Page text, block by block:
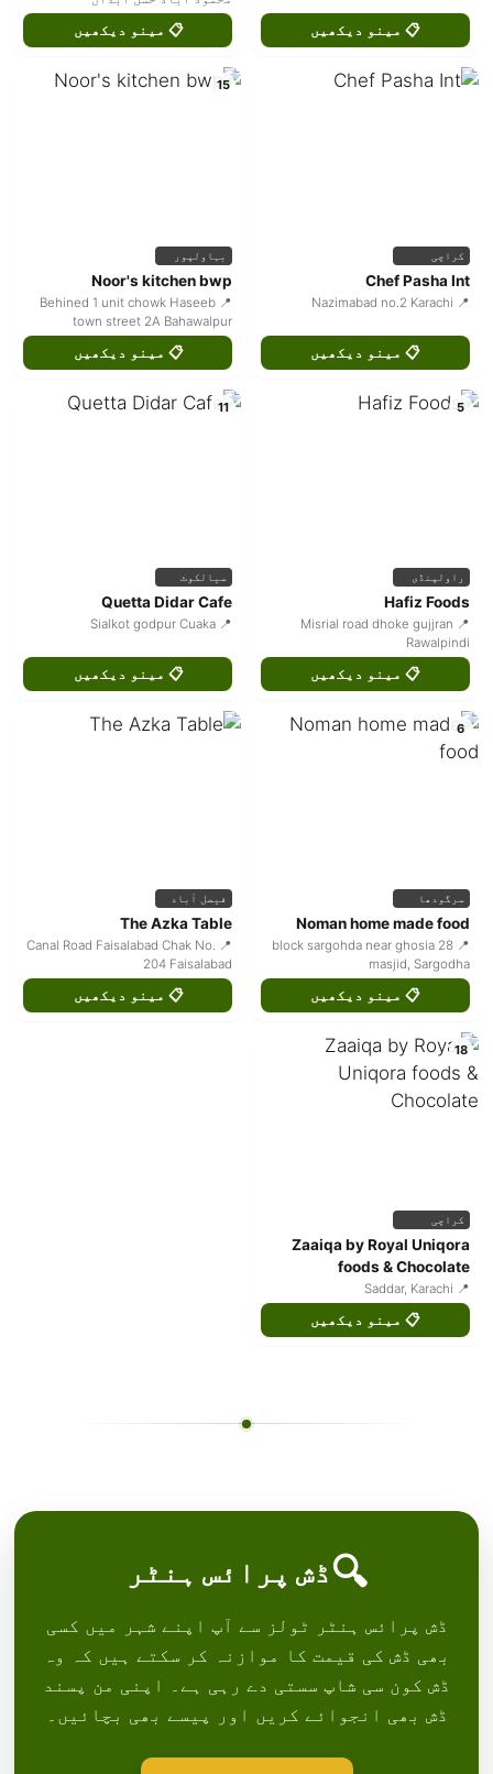
📋 مینو دیکھیں 📋 مینو دیکھیں
کراچی
Chef Pasha Int
📍 Nazimabad no.2 Karachi
📋 مینو دیکھیں
15
بہاولپور
Noor's kitchen bwp
📍 Behined 1 unit chowk Haseeb
town street 2A Bahawalpur
📋 مینو دیکھیں
5
راولپنڈی
Hafiz Foods
📍 Misrial road dhoke gujjran
Rawalpindi
📋 مینو دیکھیں
11
سیالکوٹ
Quetta Didar Cafe
📍 Sialkot godpur Cuaka
📋 مینو دیکھیں
6
سرگودھا
Noman home made food
📍 28 block sargohda near ghosia
masjid, Sargodha
📋 مینو دیکھیں
فیصل آباد
The Azka Table
📍 Canal Road Faisalabad Chak No.
204 Faisalabad
📋 مینو دیکھیں
18
کراچی
Zaaiqa by Royal Uniqora
foods & Chocolate
📍 Saddar, Karachi
📋 مینو دیکھیں
🔍ڈش پرائس ہنٹر
ڈش پرائس ہنٹر ٹولز سے آپ اپنے شہر میں کسی
بھی ڈش کی قیمت کا موازنہ کر سکتے ہیں کہ وہ
ڈش کون سی شاپ سستی دے رہی ہے۔ اپنی من پسند
ڈش بھی انجوائے کریں اور پیسے بھی بچائیں۔